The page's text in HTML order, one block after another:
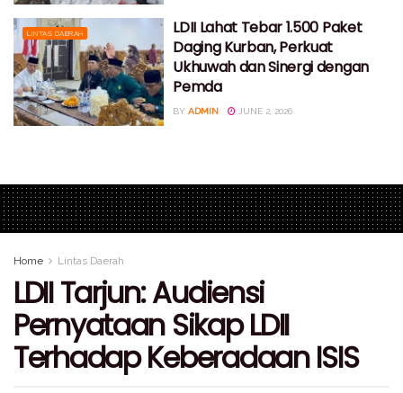
LINTAS DAERAH
LDII Lahat Tebar 1.500 Paket
Daging Kurban, Perkuat
Ukhuwah dan Sinergi dengan
Pemda
BY ADMIN JUNE 2, 2026
Home Lintas Daerah
LDII Tarjun: Audiensi
Pernyataan Sikap LDII
Terhadap Keberadaan ISIS